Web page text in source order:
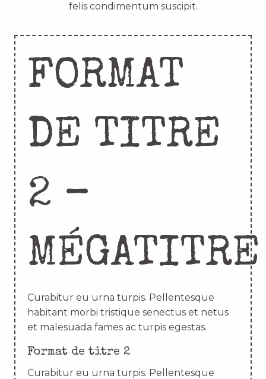
felis condimentum suscipit.
FORMAT
DE TITRE
2 –
MÉGATITRE
Curabitur eu urna turpis. Pellentesque
habitant morbi tristique senectus et netus
et malesuada fames ac turpis egestas.
Format de titre 2
Curabitur eu urna turpis. Pellentesque